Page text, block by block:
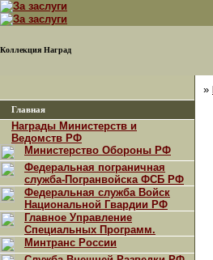
Коллекция Наград
Главная
Награды Министерств и
Ведомств РФ
Министерство Обороны РФ
Федеральная пограничная
служба-Погранвойска ФСБ РФ
Федеральная служба Войск
Национальной Гвардии РФ
Главное Управление
Специальных Программ.
Минтранс России
»